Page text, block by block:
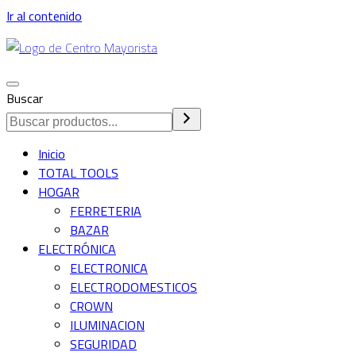
Ir al contenido
Alternar
navegación
Buscar
Inicio
TOTAL TOOLS
HOGAR
FERRETERIA
BAZAR
ELECTRÓNICA
ELECTRONICA
ELECTRODOMESTICOS
CROWN
ILUMINACION
SEGURIDAD